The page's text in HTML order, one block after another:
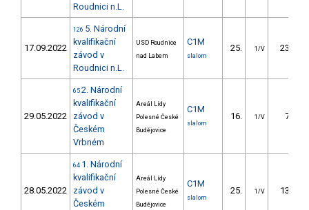
Roudnici n.L.
17.09.2022
126 5. Národní
kvalifikační
závod v
Roudnici n.L.
USD Roudnice
nad Labem
C1M
slalom
25. 1/V 23.51
29.05.2022
65 2. Národní
kvalifikační
závod v
Českém
Vrbném
Areál Lídy
Polesné České
Budějovice
C1M
slalom
16. 1/V 7.32
28.05.2022
64 1. Národní
kvalifikační
závod v
Českém
Areál Lídy
Polesné České
Budějovice
C1M
slalom
25. 1/V 13.70